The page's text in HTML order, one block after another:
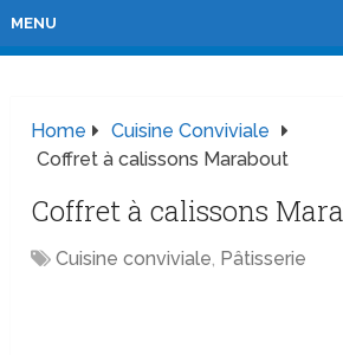
MENU
Home
Cuisine Conviviale
Coffret à calissons Marabout
Coffret à calissons
Cuisine conviviale, Pâtisserie